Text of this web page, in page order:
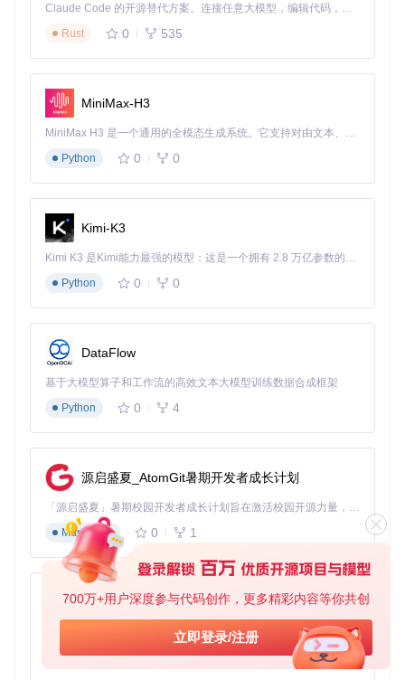
700万+用户深度参与代码创作，更多精彩内容等你共创
立即登录/注册
tea login add --name=personal --url=https://
tea logins list
# 切换到公司实例
提升团队效率：Gitea命令行工具核心功能详解
批量管理100+仓库的高效技巧
令行工具提供了强大的仓库管理功能：
# 列出当前实例所有仓库
tea repos list
# 克隆指定仓库
# 创建新仓库
tea repo create team-project --description=
# 批量删除测试仓库
tea repos list --search="test-" | awk '{print $1}'
使用这些命令，团队可以快速创建、克隆、删除仓库，大大提
高仓库管理效率。
实现团队Issues高效流转
团队协作中，Issues的管理是关键环节。如何实现Issues的高
效流转？Gitea命令行工具提供了完整的Issues管理功能：
Claude Code 的开源替代方案。连接任意大模型，编辑代码，运行命令，自动验证 — 全自动执行。用 Rust 构建，极致性能。 ｜ An open-source alternative to Claude Code. Connect any LLM, edit code, run commands, and verify changes — autonomously. Built in Rust for speed. Get Started
Rust
0 535
MiniMax-H3
MiniMax H3 是一个通用的全模态生成系统。它支持对由文本、图像、视频和音频组成的多模态上下文进行统一理解，并能生成分辨率高达 2K、时长可达 15 秒的带原生立体声音频的视频。得益于面向任务泛化的系统设计，H3 在预训练阶段就已具备广泛的多模态上下文理解与生成能力，能够出色地执行复杂的多模态指令。
Python
0 0
Kimi-K3
Kimi K3 是Kimi能力最强的模型：这是一个拥有 2.8 万亿参数的混合专家（MoE）模型，具备原生视觉理解能力，并支持 100 万 token 的上下文窗口。
Python
0 0
DataFlow
基于大模型算子和工作流的高效文本大模型训练数据合成框架
Python
0 4
源启盛夏_AtomGit暑期开发者成长计划
「源启盛夏」暑期校园开发者成长计划旨在激活校园开源力量，通过积分激励、认证扶持、资源倾斜等形式，引导高校组织和开发者完成「入驻 — 建项目 — 做贡献 — 获认证 — 得资源」的完整闭环。无论你是想带领社团入驻平台的组织者，还是希望用代码贡献证明自己的开发者，都能在这里找到属于你的成长路径。
Markdown
0 1
py-xiaozhi
基于Python的Xiaozhi AI，适用于想要完整Xiaozhi体验而无需拥有专用硬件的用户。
Python
0 1